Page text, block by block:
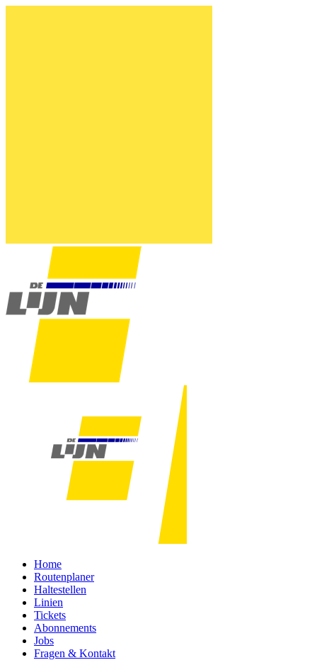
Home
Routenplaner
Haltestellen
Linien
Tickets
Abonnements
Jobs
Fragen & Kontakt